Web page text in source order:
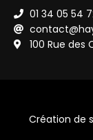
01 34 05 54
100 Rue des
Création de